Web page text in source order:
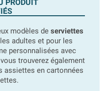
PRODUIT
modèles de serviettes
adultes et pour les
personnalisées avec
trouverez également
assiettes en cartonnées